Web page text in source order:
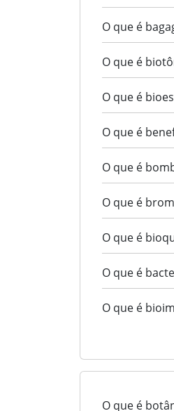
O que é
O que é
O que é
O que é
O que é
O que é
O que é
O que é
O que é
O que é